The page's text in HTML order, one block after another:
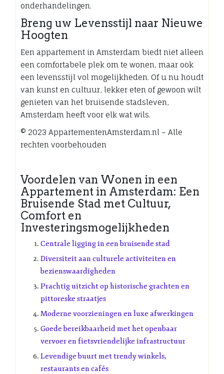
onderhandelingen.
Breng uw Levensstijl naar Nieuwe
Hoogten
Een appartement in Amsterdam biedt niet alleen
een comfortabele plek om te wonen, maar ook
een levensstijl vol mogelijkheden. Of u nu houdt
van kunst en cultuur, lekker eten of gewoon wilt
genieten van het bruisende stadsleven,
Amsterdam heeft voor elk wat wils.
© 2023 AppartementenAmsterdam.nl – Alle
rechten voorbehouden
Voordelen van Wonen in een
Appartement in Amsterdam: Een
Bruisende Stad met Cultuur,
Comfort en
Investeringsmogelijkheden
Centrale ligging in een bruisende stad
Diversiteit aan culturele activiteiten en
bezienswaardigheden
Prachtig uitzicht op historische grachten en
pittoreske straatjes
Moderne voorzieningen en luxe afwerkingen
Goede bereikbaarheid met het openbaar
vervoer en fietsvriendelijke infrastructuur
Levendige buurt met trendy winkels,
restaurants en cafés